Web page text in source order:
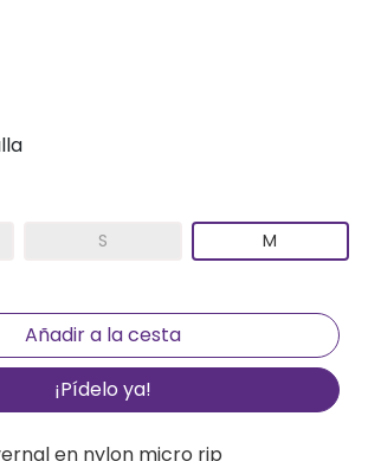
S M
¡Pídelo ya!
en nylon micro rip